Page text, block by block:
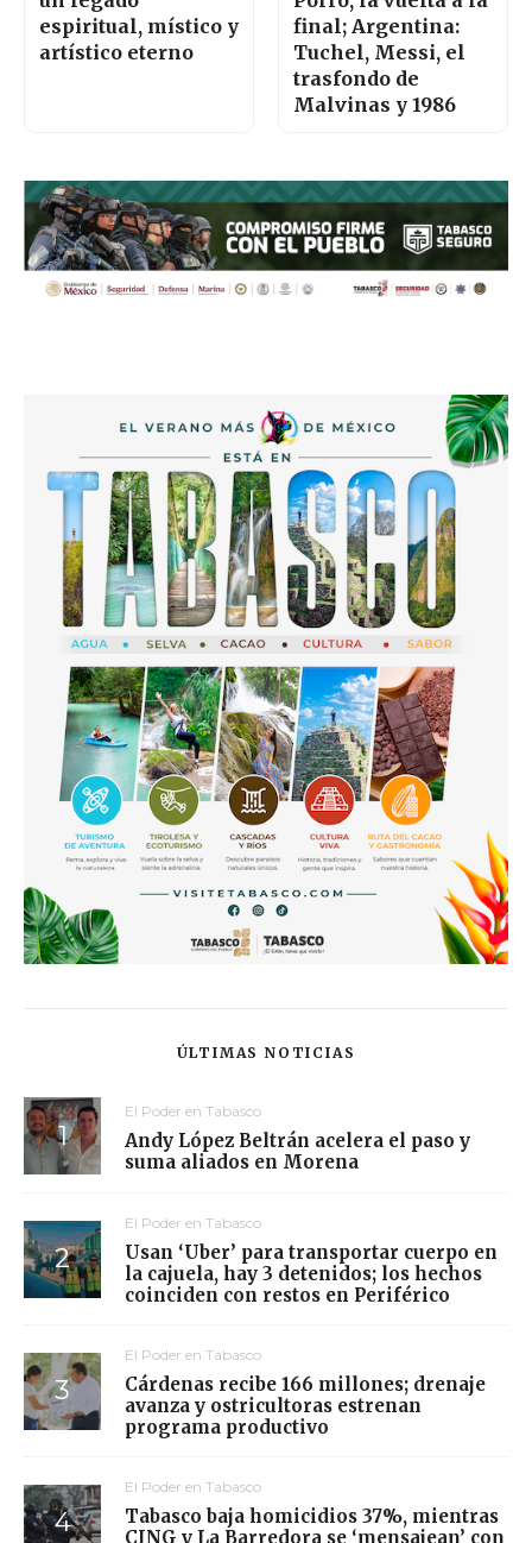
espiritual, místico y
artístico eterno
final; Argentina:
Tuchel, Messi, el
trasfondo de
Malvinas y 1986
ÚLTIMAS NOTICIAS
El Poder en Tabasco
Andy López Beltrán acelera el paso y
suma aliados en Morena
El Poder en Tabasco
Usan ‘Uber’ para transportar cuerpo en
la cajuela, hay 3 detenidos; los hechos
coinciden con restos en Periférico
El Poder en Tabasco
Cárdenas recibe 166 millones; drenaje
avanza y ostricultoras estrenan
programa productivo
El Poder en Tabasco
Tabasco baja homicidios 37%, mientras
CJNG y La Barredora se ‘mensajean’ con